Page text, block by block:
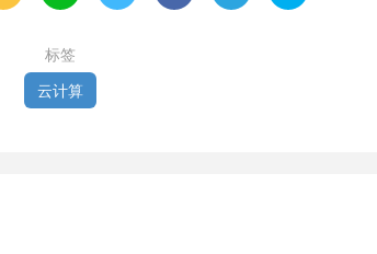
标签
云计算